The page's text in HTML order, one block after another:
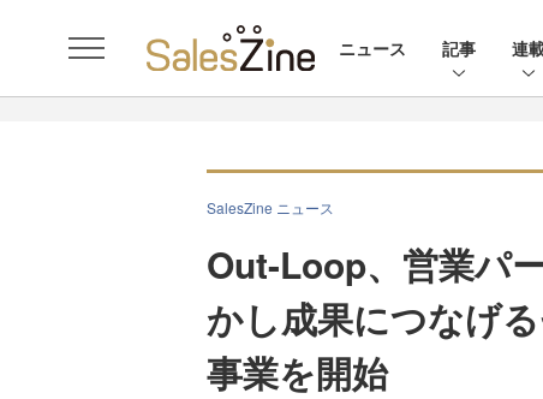
ニュース 記事 連
SalesZine ニュース
Out-Loop、営業パ
かし成果につなげ
事業を開始